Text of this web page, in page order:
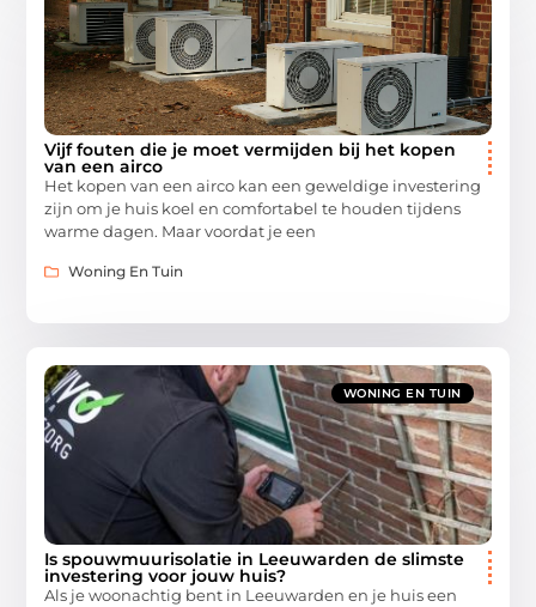
Vijf fouten die je moet vermijden bij het kopen
van een airco
Het kopen van een airco kan een geweldige investering
zijn om je huis koel en comfortabel te houden tijdens
warme dagen. Maar voordat je een
Woning En Tuin
WONING EN TUIN
Is spouwmuurisolatie in Leeuwarden de slimste
investering voor jouw huis?
Als je woonachtig bent in Leeuwarden en je huis een